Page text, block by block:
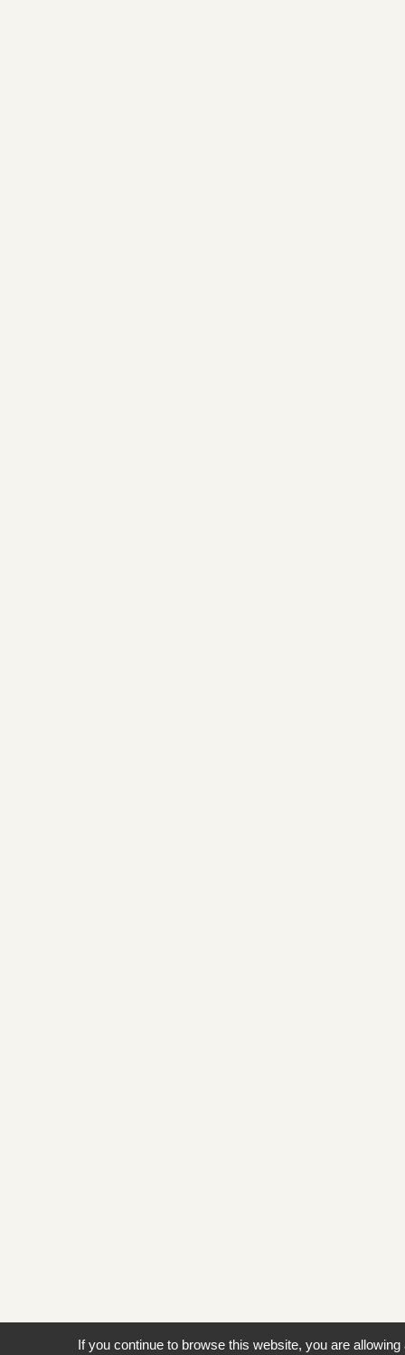
If you continue to browse this website, you are